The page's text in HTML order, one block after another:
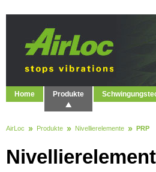
Home Produkte
AirLoc Produkte Nivellierelemente PRP